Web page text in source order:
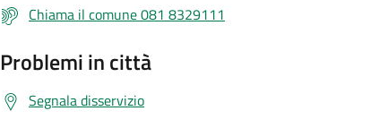
Chiama il comune 081 8329111
Problemi in città
Segnala disservizio